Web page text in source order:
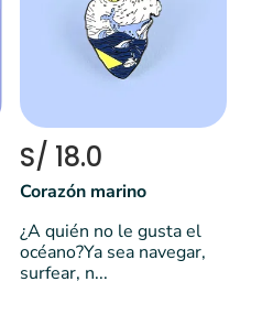
S/ 18.0
Corazón marino
¿A quién no le gusta el
océano?Ya sea navegar,
surfear, n...